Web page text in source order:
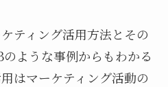
ティング活用方法とその
ような事例からもわかる
はマーケティング活動の